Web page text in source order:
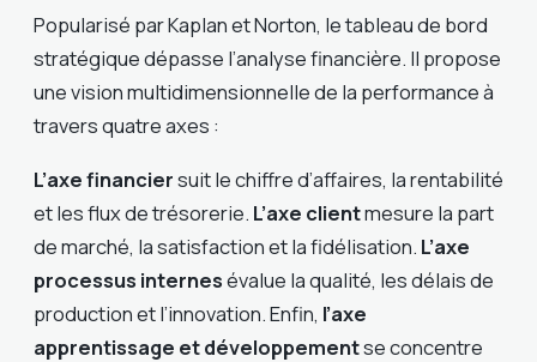
Popularisé par Kaplan et Norton, le tableau de bord
stratégique dépasse l’analyse financière. Il propose
une vision multidimensionnelle de la performance à
travers quatre axes :
L’axe financiersuit le chiffre d’affaires, la rentabilité
et les flux de trésorerie. L’axe clientmesure la part
de marché, la satisfaction et la fidélisation. L’axe
processus internesévalue la qualité, les délais de
production et l’innovation. Enfin, l’axe
apprentissage et développementse concentre